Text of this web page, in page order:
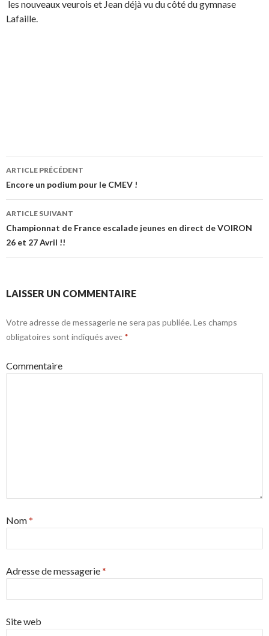
les nouveaux veurois et Jean déjà vu du côté du gymnase
Lafaille.
Navigation de l’article
ARTICLE PRÉCÉDENT
Encore un podium pour le CMEV !
ARTICLE SUIVANT
Championnat de France escalade jeunes en direct de VOIRON
26 et 27 Avril !!
LAISSER UN COMMENTAIRE
Votre adresse de messagerie ne sera pas publiée. Les champs
obligatoires sont indiqués avec *
Commentaire
Nom*
Adresse de messagerie*
Site web